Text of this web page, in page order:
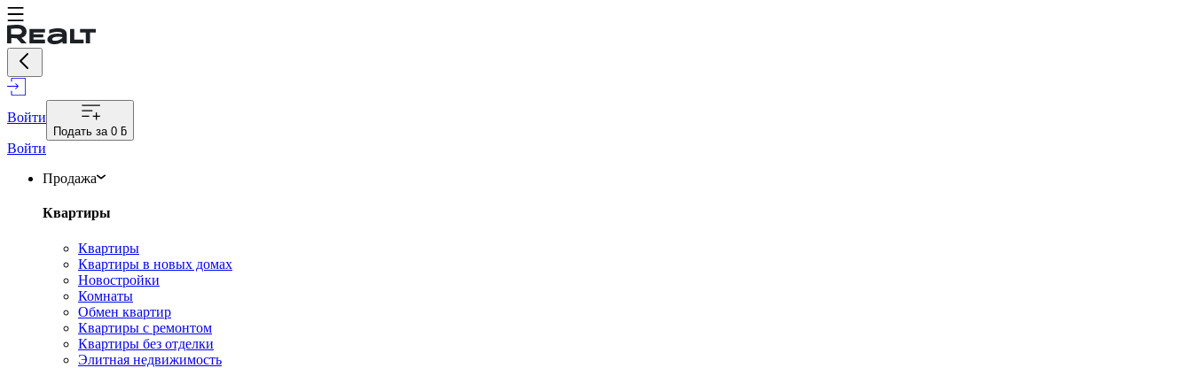
Войти
Подать за 0 ƃ
Войти
Продажа
Квартиры
Квартиры
Квартиры в новых домах
Новостройки
Комнаты
Обмен квартир
Квартиры с ремонтом
Квартиры без отделки
Элитная недвижимость